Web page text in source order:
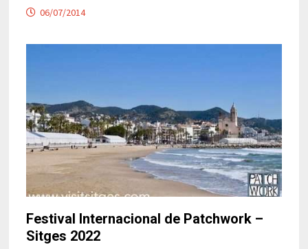
06/07/2014
Festival Internacional de Patchwork –
Sitges 2022